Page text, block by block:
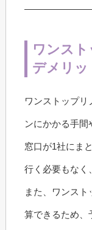
ワンス
デメリッ
ワンストップリ
ンにかかる手間
窓口が1社にま
行く必要もなく
また、ワンス
算できるため、